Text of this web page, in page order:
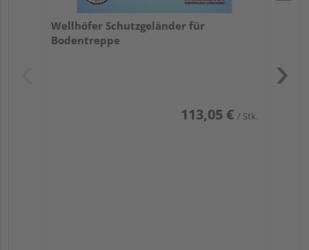
Wellhöfer Schutzgeländer für
Bodentreppe
113,05 € / Stk.